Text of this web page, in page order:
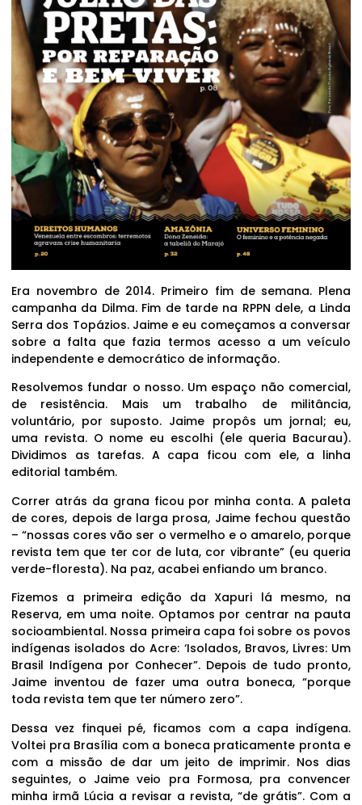
Era novembro de 2014. Primeiro fim de semana. Plena
campanha da Dilma. Fim de tarde na RPPN dele, a Linda
Serra dos Topázios. Jaime e eu começamos a conversar
sobre a falta que fazia termos acesso a um veículo
independente e democrático de informação.
Resolvemos fundar o nosso. Um espaço não comercial,
de resistência. Mais um trabalho de militância,
voluntário, por suposto. Jaime propôs um jornal; eu,
uma revista. O nome eu escolhi (ele queria Bacurau).
Dividimos as tarefas. A capa ficou com ele, a linha
editorial também.
Correr atrás da grana ficou por minha conta. A paleta
de cores, depois de larga prosa, Jaime fechou questão
– “nossas cores vão ser o vermelho e o amarelo, porque
revista tem que ter cor de luta, cor vibrante” (eu queria
verde-floresta). Na paz, acabei enfiando um branco.
Fizemos a primeira edição da Xapuri lá mesmo, na
Reserva, em uma noite. Optamos por centrar na pauta
socioambiental. Nossa primeira capa foi sobre os povos
indígenas isolados do Acre: ‘Isolados, Bravos, Livres: Um
Brasil Indígena por Conhecer”. Depois de tudo pronto,
Jaime inventou de fazer uma outra boneca, “porque
toda revista tem que ter número zero”.
Dessa vez finquei pé, ficamos com a capa indígena.
Voltei pra Brasília com a boneca praticamente pronta e
com a missão de dar um jeito de imprimir. Nos dias
seguintes, o Jaime veio pra Formosa, pra convencer
minha irmã Lúcia a revisar a revista, “de grátis”. Com a